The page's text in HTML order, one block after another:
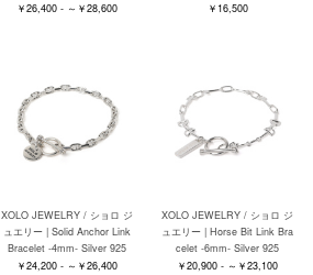
￥26,400 - ～￥28,600
￥16,500
XOLO JEWELRY / ショロ ジ
ュエリー | Solid Anchor Link
Bracelet -4mm- Silver 925
￥24,200 - ～￥26,400
XOLO JEWELRY / ショロ ジ
ュエリー | Horse Bit Link Bra
celet -6mm- Silver 925
￥20,900 - ～￥23,100